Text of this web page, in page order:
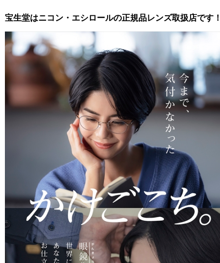
宝生堂はニコン・エシロールの正規品レンズ取扱店です